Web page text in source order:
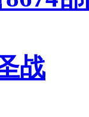
战